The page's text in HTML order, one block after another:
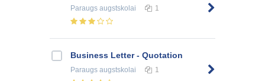
Paraugs augstskolai 1
Business Letter - Quotation
Paraugs augstskolai 1